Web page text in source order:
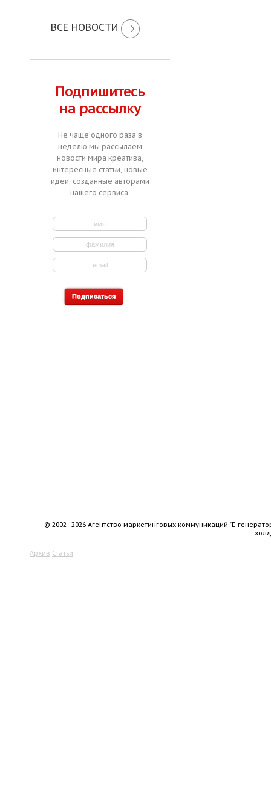
ВСЕ НОВОСТИ
Подпишитесь
на рассылку
Не чаще одного раза в
неделю мы рассылаем
новости мира креатива,
интересные статьи, новые
идеи, созданные авторами
нашего сервиса.
© 2002–2026 Агентство маркетинговых коммуникаций "Е-
Архив Статьи